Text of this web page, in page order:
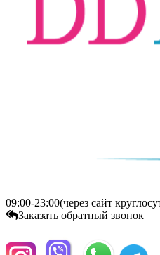
09:00-23:00(через сайт
Заказать обратный звонок